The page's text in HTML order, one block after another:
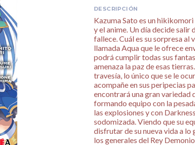
DESCRIPCIÓN
Kazuma Sato es un
y el anime. Un día decide salir
fallece. Cuál es su sorpresa al
llamada Aqua que le ofrece
podrá cumplir todas sus
amenaza la paz de esas
travesía, lo único que se le
acompañe en sus peripecias
encontrará una gran variedad
formando equipo con la
las explosiones y con
sodomizada. Viendo que su
disfrutar de su nueva vida a lo
los generales del Rey